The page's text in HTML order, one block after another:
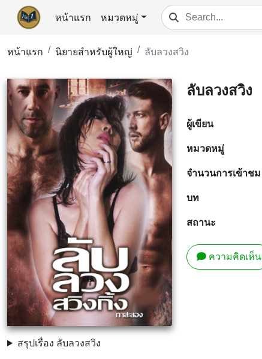
หน้าแรก หมวดหมู่
หน้าแรก นิยายสำหรับผู้ใหญ่ ลับลวงสวิง
ลับลวงสวิง
ผู้เขียน
หมวดหมู่
จำนวนการเข้าชม
บท
สถานะ
ความคิดเห็น
สรุปเรื่อง ลับลวงสวิง